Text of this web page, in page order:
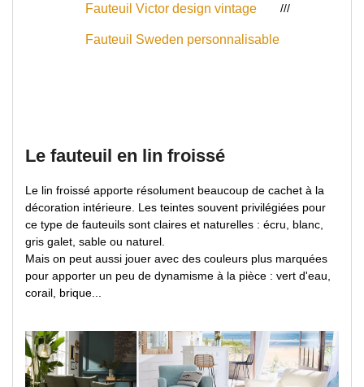
Fauteuil Victor design vintage ///
Fauteuil Sweden personnalisable
Le fauteuil en lin froissé
Le lin froissé apporte résolument beaucoup de cachet à la
décoration intérieure. Les teintes souvent privilégiées pour
ce type de fauteuils sont claires et naturelles : écru, blanc,
gris galet, sable ou naturel.
Mais on peut aussi jouer avec des couleurs plus marquées
pour apporter un peu de dynamisme à la pièce : vert d'eau,
corail, brique...